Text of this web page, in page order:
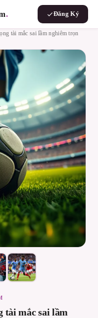
. Đăng Ký
tài mắc sai lầm nghiêm trọn
tài mắc sai lầm